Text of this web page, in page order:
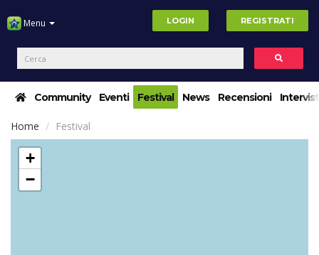
Menu LOGIN REGISTRATI
Community Eventi Festival News Recensioni
Home Festival
+
−